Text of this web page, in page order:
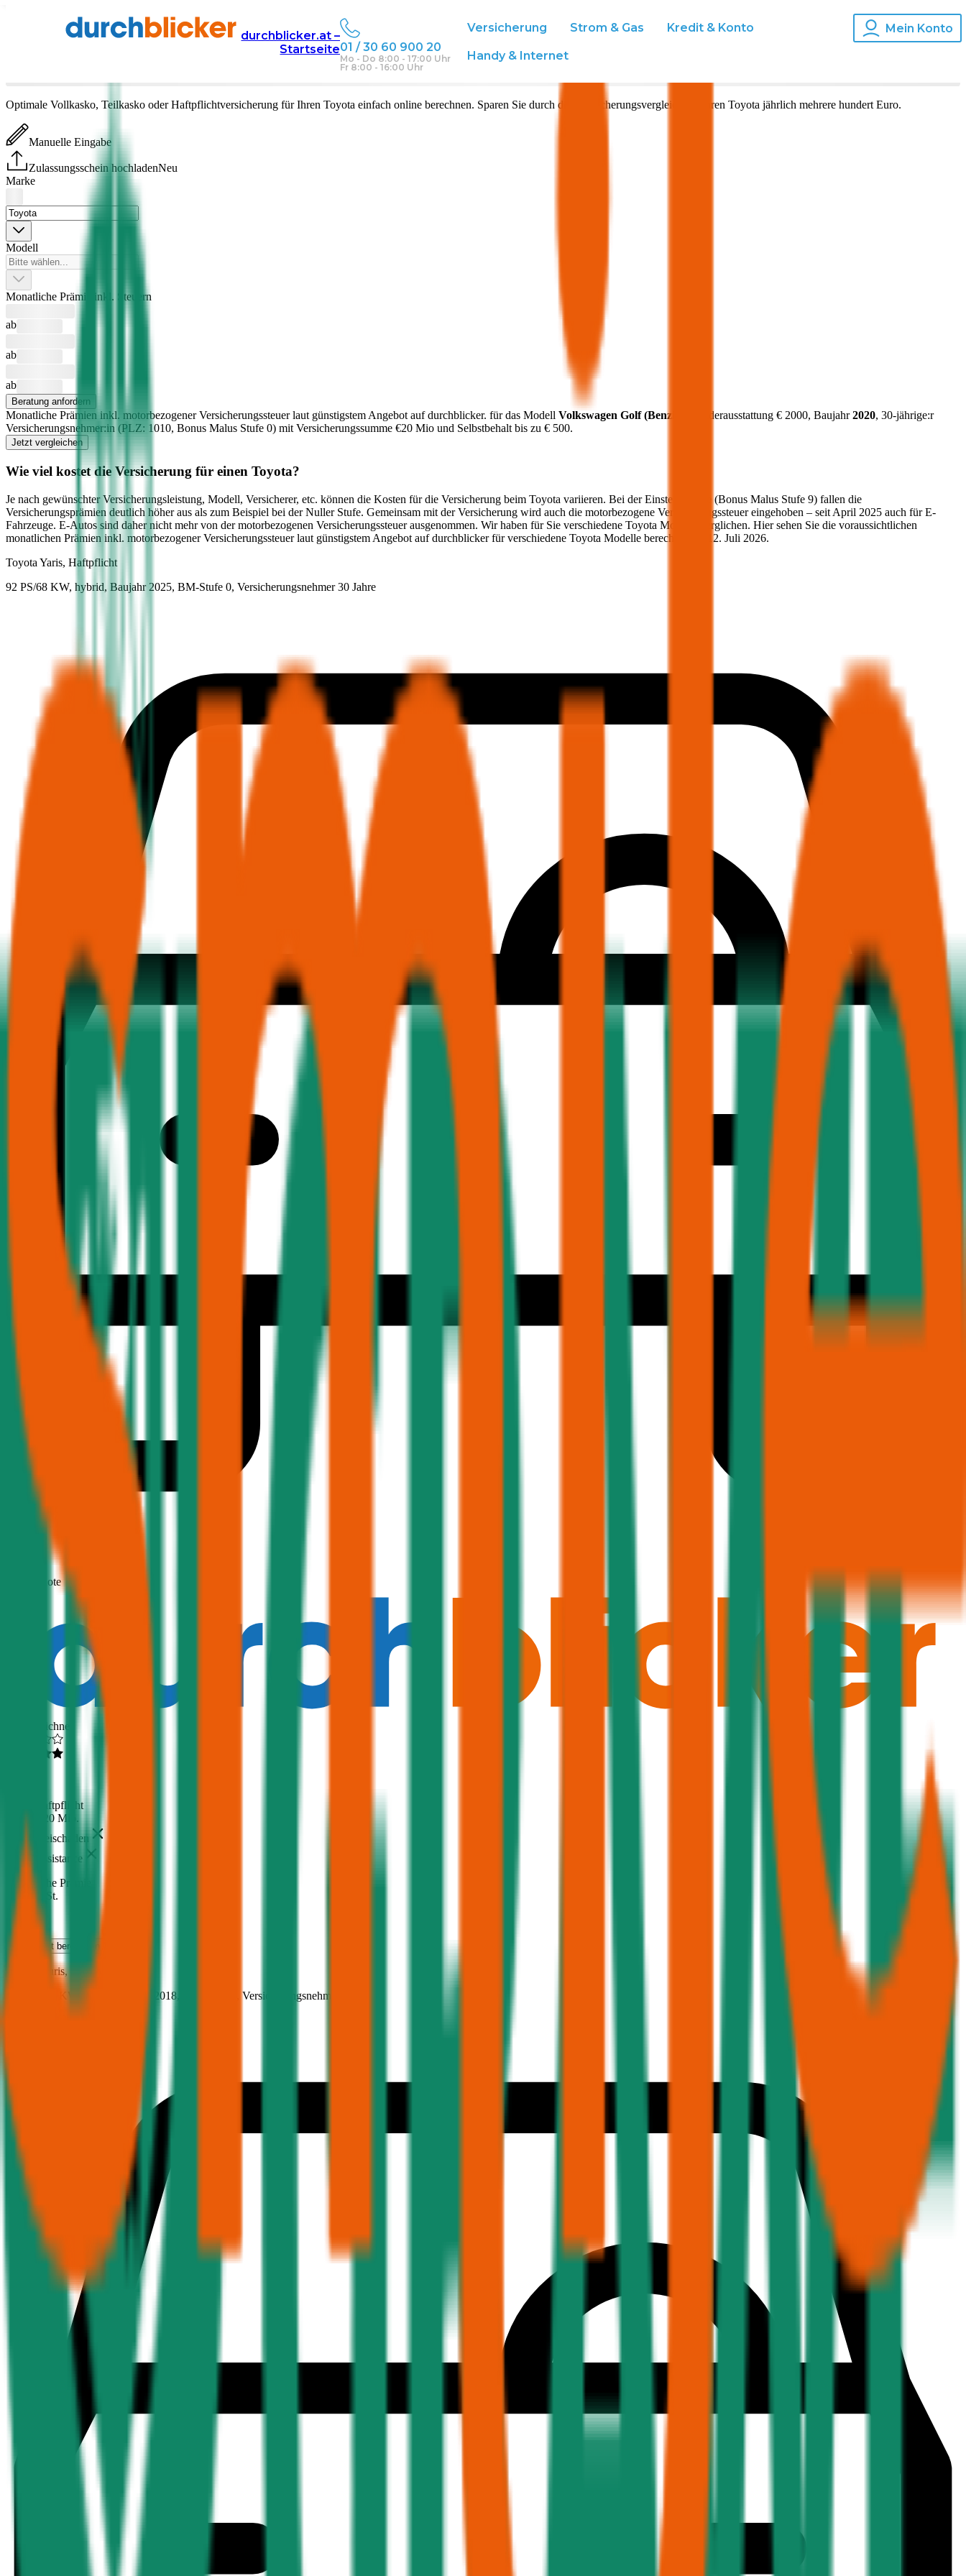
durchblicker.at –
Startseite01 / 30 60 900 20
Mo - Do 8:00 - 17:00 Uhr
Fr 8:00 - 16:00 Uhr
Versicherung Strom & Gas Kredit & Konto
Handy & Internet
Mein Konto
Autoversicherung
Versicherung vergleichen & abschließen
Optimale Vollkasko, Teilkasko oder Haftpflichtversicherung für Ihren Toyota einfach online berechnen. Sparen Sie durch den Versicherungsvergleich für Ihren Toyota jährlich mehrere hundert Euro.
Manuelle Eingabe
Zulassungsschein hochladenNeu
Marke
Modell
Monatliche Prämie inkl. Steuern
ab
ab
ab
Beratung anfordern
Monatliche Prämien inkl. motorbezogener Versicherungssteuer laut günstigstem Angebot auf durchblicker. für das Modell Volkswagen Golf(Benzin , Sonderausstattung € 2000, Baujahr2020, 30-jährige:r
Versicherungsnehmer:in (PLZ: 1010, Bonus Malus Stufe 0) mit Versicherungssumme €20 Mio und Selbstbehalt bis zu € 500.
Jetzt vergleichen
Wie viel kostet die Versicherung für einen Toyota?
Je nach gewünschter Versicherungsleistung, Modell, Versicherer, etc. können die Kosten für die Versicherung beim Toyota variieren. Bei der Einsteigerstufe (Bonus Malus Stufe 9) fallen die
Versicherungsprämien deutlich höher aus als zum Beispiel bei der Nuller Stufe. Gemeinsam mit der Versicherung wird auch die motorbezogene Versicherungssteuer eingehoben – seit April 2025 auch für E-
Fahrzeuge. E-Autos sind daher nicht mehr von der motorbezogenen Versicherungssteuer ausgenommen. Wir haben für Sie verschiedene Toyota Modelle verglichen. Hier sehen Sie die voraussichtlichen
monatlichen Prämien inkl. motorbezogener Versicherungssteuer laut günstigstem Angebot auf durchblicker für verschiedene Toyota Modelle berechnet am 12. Juli 2026.
Toyota Yaris, Haftpflicht
92 PS/68 KW, hybrid, Baujahr 2025, BM-Stufe 0, Versicherungsnehmer 30 Jahre
Produktnote
Ausgezeichnet
Haftpflicht
€ 20 Mio.
Freischaden
Assistance
Monatliche Prämie
inkl. mVSt.
€ 29,90
Haftpflichtberechnen
Toyota
Auris, Haftpflicht
89.7 PS/66 KW, diesel, Baujahr 2018,
, Versicherungsnehmer 30 Jahre